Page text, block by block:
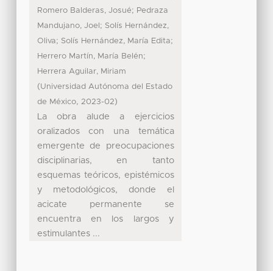
Romero Balderas, Josué; Pedraza
Mandujano, Joel ; Solís Hernández,
Oliva; Solís Hernández, María Edita;
Herrero Martín, María Belén;
Herrera Aguilar, Miriam
(Universidad Autónoma del Estado
de México, 2023-02)
La obra alude a ejercicios
oralizados con una temática
emergente de preocupaciones
disciplinarias, en tanto
esquemas teóricos, epistémicos
y metodológicos, donde el
acicate permanente se
encuentra en los largos y
estimulantes ...